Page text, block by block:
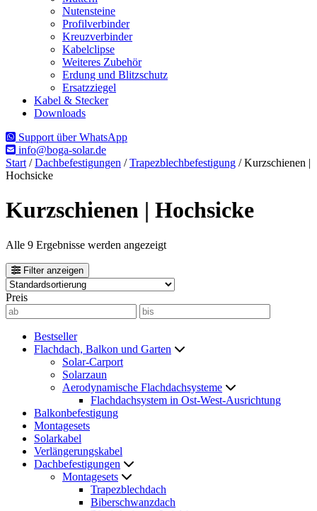
Nutensteine
Profilverbinder
Kreuzverbinder
Kabelclipse
Weiteres Zubehör
Erdung und Blitzschutz
Ersatzziegel
Kabel & Stecker
Downloads
Support über WhatsApp
info@boga-solar.de
Start /Dachbefestigungen /Trapezblechbefestigung / Kurzschienen |
Hochsicke
Kurzschienen | Hochsicke
Alle 9 Ergebnisse werden angezeigt
Filter anzeigen
Preis
Bestseller
Flachdach, Balkon und Garten
Solar-Carport
Solarzaun
Aerodynamische Flachdachsysteme
Flachdachsystem in Ost-West-Ausrichtung
Balkonbefestigung
Montagesets
Solarkabel
Verlängerungskabel
Dachbefestigungen
Montagesets
Trapezblechdach
Biberschwanzdach